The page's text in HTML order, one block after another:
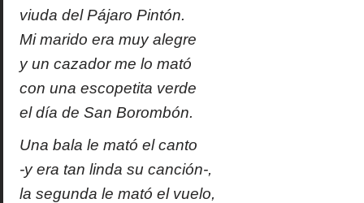
viuda del Pájaro Pintón.
Mi marido era muy alegre
y un cazador me lo mató
con una escopetita verde
el día de San Borombón.
Una bala le mató el canto
-y era tan linda su canción-,
la segunda le mató el vuelo,